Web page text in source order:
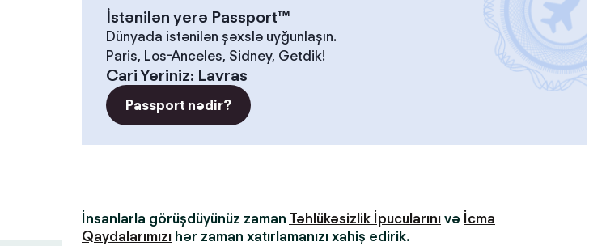
İstənilən yerə Passport™
Dünyada istənilən şəxslə uyğunlaşın.
Paris, Los-Anceles, Sidney, Getdik!
Cari Yeriniz: Lavras
Passport nədir?
İnsanlarla görüşdüyünüz zaman Təhlükəsizlik İpucularını və İcma
Qaydalarımızı hər zaman xatırlamanızı xahiş edirik.